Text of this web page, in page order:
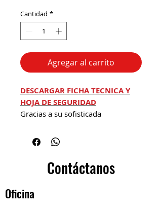
Cantidad *
Agregar al carrito
DESCARGAR FICHA TECNICA Y
HOJA DE SEGURIDAD
Gracias a su sofisticada
HV2 Moly es capaz de cumplir los
requerimientos de lubricación de
varios tipos de equipos. Muy
buena resistencia de la película de
variaciones en temperatura y
Contáctanos
Oficina